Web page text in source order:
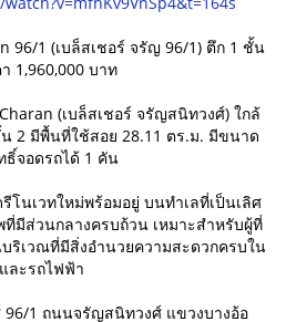
96/1 (เบล็สเชอร์ จรัญ 96/1) ตึก 1 ชั้น
1,960,000 บาท
(เบล็สเชอร์ จรัญสนิทวงศ์) ใกล้
2 มีพื้นที่ใช้สอย 28.11 ตร.ม. มีขนาด
ธิ์จอดรถได้ 1 คัน
โนเวทใหม่พร้อมอยู่ บนทำเลที่เป็นเลิศ
มีส่วนกลางครบถ้วน เหมาะสำหรับผู้ที่
ริเวณที่มีสิ่งอำนวยความสะดวกครบใน
ละรถไฟฟ้า
1 ถนนจรัญสนิทวงศ์ แขวงบางอ้อ